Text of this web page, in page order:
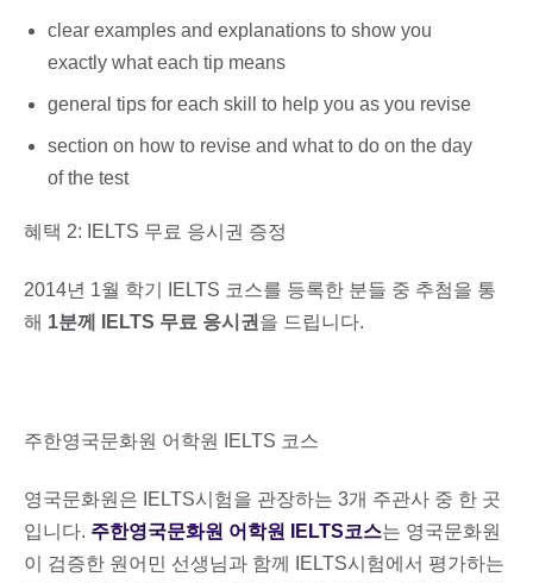
clear examples and explanations to show you
exactly what each tip means
general tips for each skill to help you as you revise
section on how to revise and what to do on the day
of the test
혜택 2: IELTS 무료 응시권 증정
2014년 1월 학기 IELTS 코스를 등록한 분들 중 추첨을 통
해 1분께 IELTS 무료 응시권 을 드립니다.
주한영국문화원 어학원 IELTS 코스
영국문화원은 IELTS시험을 관장하는 3개 주관사 중 한 곳
입니다. 주한영국문화원 어학원 IELTS코스는 영국문화원
이 검증한 원어민 선생님과 함께 IELTS시험에서 평가하는